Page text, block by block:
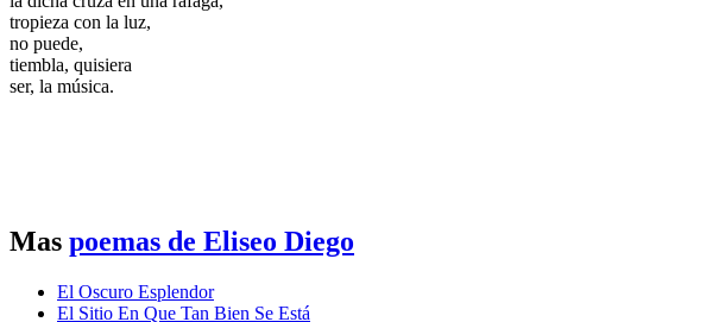
tropieza con la luz,
no puede,
tiembla, quisiera
ser, la música.
Mas poemas de Eliseo Diego
El Oscuro Esplendor
El Sitio En Que Tan Bien Se Está